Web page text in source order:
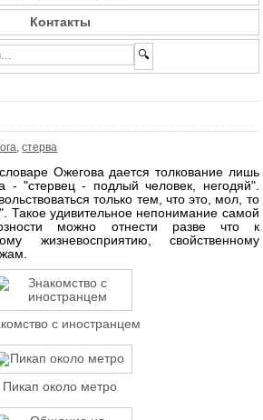
Контакты
,стерва
Ожегова дается толкование лишь
- "стервец - подлый человек, негодяй".
только тем, что это, мол, то
Такое удивительное непонимание самой
можно отнести разве что к
жизневосприятию, свойственному
с иностранцем
Пикап около метро